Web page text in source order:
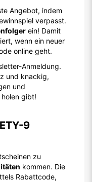
Angebot, indem
verpasst.
ein! Damit
wenn ein neuer
online geht.
Anmeldung.
und knackig,
und
gibt!
9
zu
kommen. Die
Rabattcode,